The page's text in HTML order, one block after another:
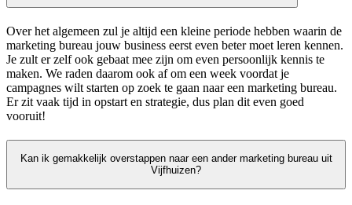
Over het algemeen zul je altijd een kleine periode hebben waarin de
marketing bureau jouw business eerst even beter moet leren kennen.
Je zult er zelf ook gebaat mee zijn om even persoonlijk kennis te
maken. We raden daarom ook af om een week voordat je
campagnes wilt starten op zoek te gaan naar een marketing bureau.
Er zit vaak tijd in opstart en strategie, dus plan dit even goed
vooruit!
Kan ik gemakkelijk overstappen naar een ander marketing bureau uit
Vijfhuizen?